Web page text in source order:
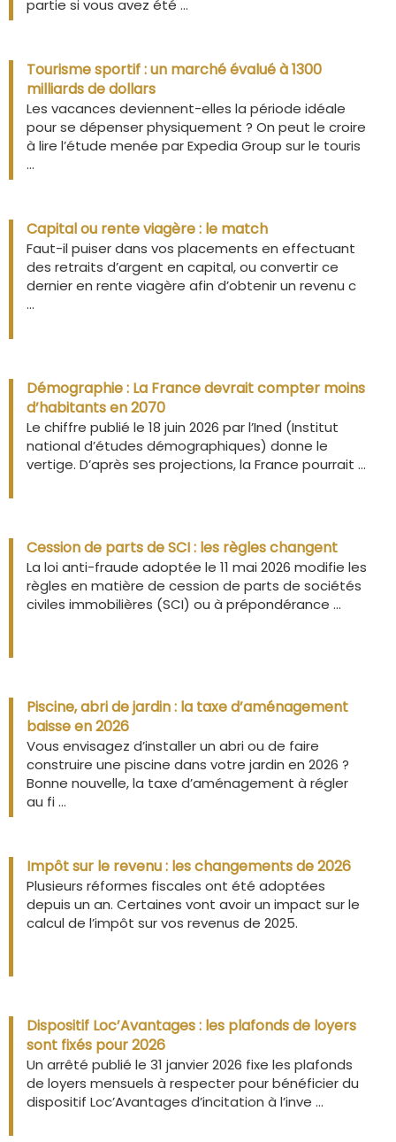
partie si vous avez été ...
Tourisme sportif : un marché évalué à 1300
milliards de dollars
Les vacances deviennent-elles la période idéale
pour se dépenser physiquement ? On peut le croire
à lire l’étude menée par Expedia Group sur le touris
...
Capital ou rente viagère : le match
Faut-il puiser dans vos placements en effectuant
des retraits d’argent en capital, ou convertir ce
dernier en rente viagère afin d’obtenir un revenu c
...
Démographie : La France devrait compter moins
d’habitants en 2070
Le chiffre publié le 18 juin 2026 par l’Ined (Institut
national d’études démographiques) donne le
vertige. D’après ses projections, la France pourrait ...
Cession de parts de SCI : les règles changent
La loi anti-fraude adoptée le 11 mai 2026 modifie les
règles en matière de cession de parts de sociétés
civiles immobilières (SCI) ou à prépondérance ...
Piscine, abri de jardin : la taxe d’aménagement
baisse en 2026
Vous envisagez d’installer un abri ou de faire
construire une piscine dans votre jardin en 2026 ?
Bonne nouvelle, la taxe d’aménagement à régler
au fi ...
Impôt sur le revenu : les changements de 2026
Plusieurs réformes fiscales ont été adoptées
depuis un an. Certaines vont avoir un impact sur le
calcul de l’impôt sur vos revenus de 2025.
Dispositif Loc’Avantages : les plafonds de loyers
sont fixés pour 2026
Un arrêté publié le 31 janvier 2026 fixe les plafonds
de loyers mensuels à respecter pour bénéficier du
dispositif Loc’Avantages d’incitation à l’inve ...